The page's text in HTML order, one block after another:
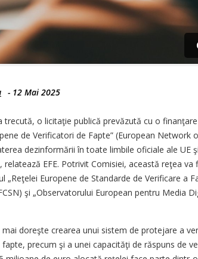
- 12 Mai 2025
trecută, o licitaţie publică prevăzută cu o
de Verificatori de Fapte” (European Network
dezinformării în toate limbile oficiale ale UE
relatează EFE. Potrivit Comisiei, această reţea
„Reţelei Europene de Standarde de Verificare a
şi „Observatorului European pentru Media
doreşte crearea unui sistem de protejare a
precum şi a unei capacităţi de răspuns de